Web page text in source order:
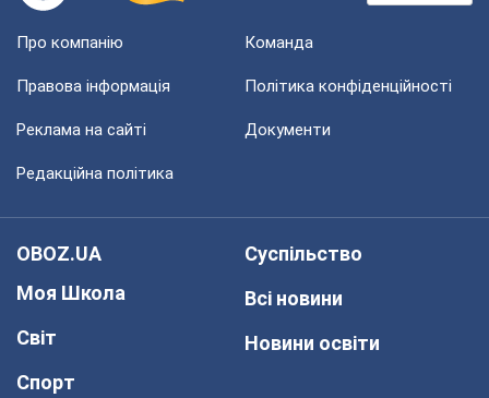
Про компанію Команда
Правова інформація Політика конфіденційності
Реклама на сайті Документи
Редакційна політика
OBOZ.UA
Моя Школа
Світ
Спорт
Суспільство
Всі новини
Новини освіти